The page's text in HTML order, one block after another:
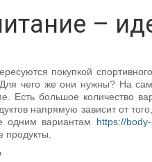
–
покупкой
чего же они нужны? На
Есть большое количество
напрямую зависит от
одним вариантам https://
продукты.